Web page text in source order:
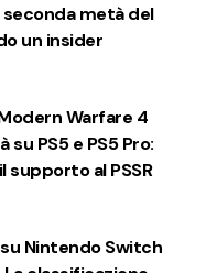
seconda metà del
un insider
Warfare 4
su PS5 e PS5 Pro:
al PSSR
Nintendo Switch